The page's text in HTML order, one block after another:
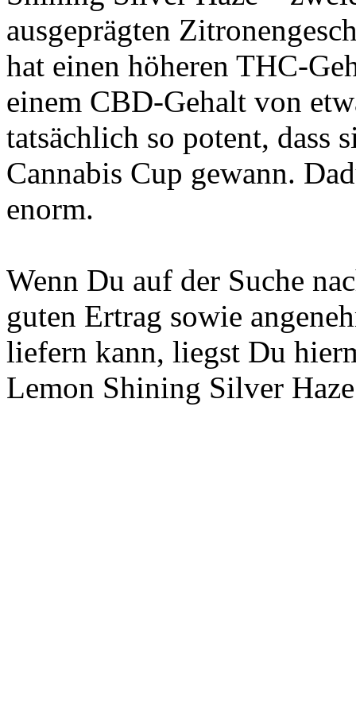
ausgeprägten
hat einen höheren THC-
einem CBD-Gehalt von
tatsächlich so potent, dass
Cannabis Cup gewann.
enorm.
Wenn Du auf der Suche
guten Ertrag sowie
liefern kann, liegst Du
Lemon Shining Silver